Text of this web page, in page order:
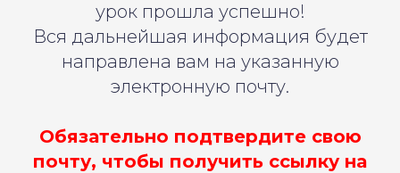
урок прошла успешно!
Вся дальнейшая информация будет
направлена вам на указанную
электронную почту.
Обязательно подтвердите свою
почту, чтобы получить ссылку на